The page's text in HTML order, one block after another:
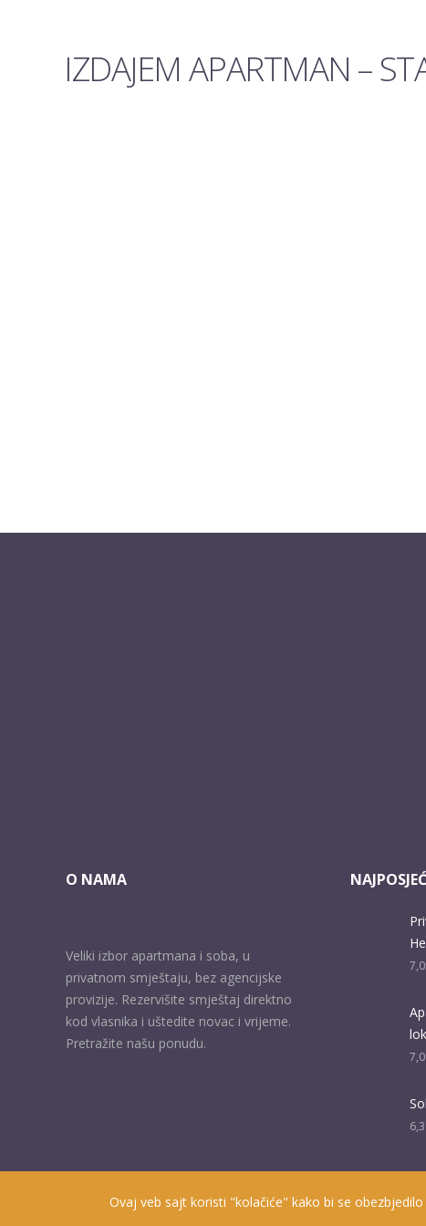
IZDAJEM APARTMAN –
O NAMA
Veliki izbor apartmana i soba, u
privatnom smještaju, bez agencijske
provizije. Rezervišite smještaj direktno
kod vlasnika i uštedite novac i vrijeme.
Pretražite našu ponudu.
Prisutni od 2010. godine | 2019 © Smještaj u Herceg Novom
Ovaj veb sajt koristi "kolačiće" kako bi se